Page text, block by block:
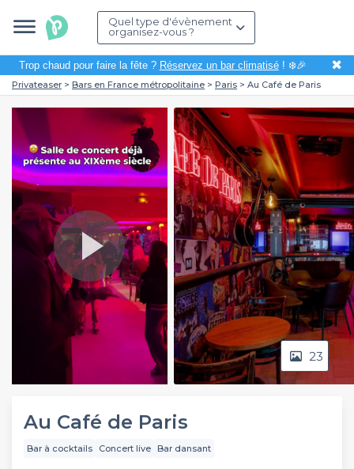
Quel type d'évènement
organisez-vous ?
Trop chaud pour faire la fête ? Réservez un bar climatisé! ❄️🎉 ✖
Privateaser Bars en France métropolitaine Paris Au Café de Paris
Play
Video
23
Au Café de Paris
Bar à cocktails Concert live Bar dansant